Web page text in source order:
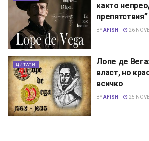
както
препятствия”
BYAFISH 26
ЦИТАТИ
Лопе де
власт, но
всичко
BYAFISH 25